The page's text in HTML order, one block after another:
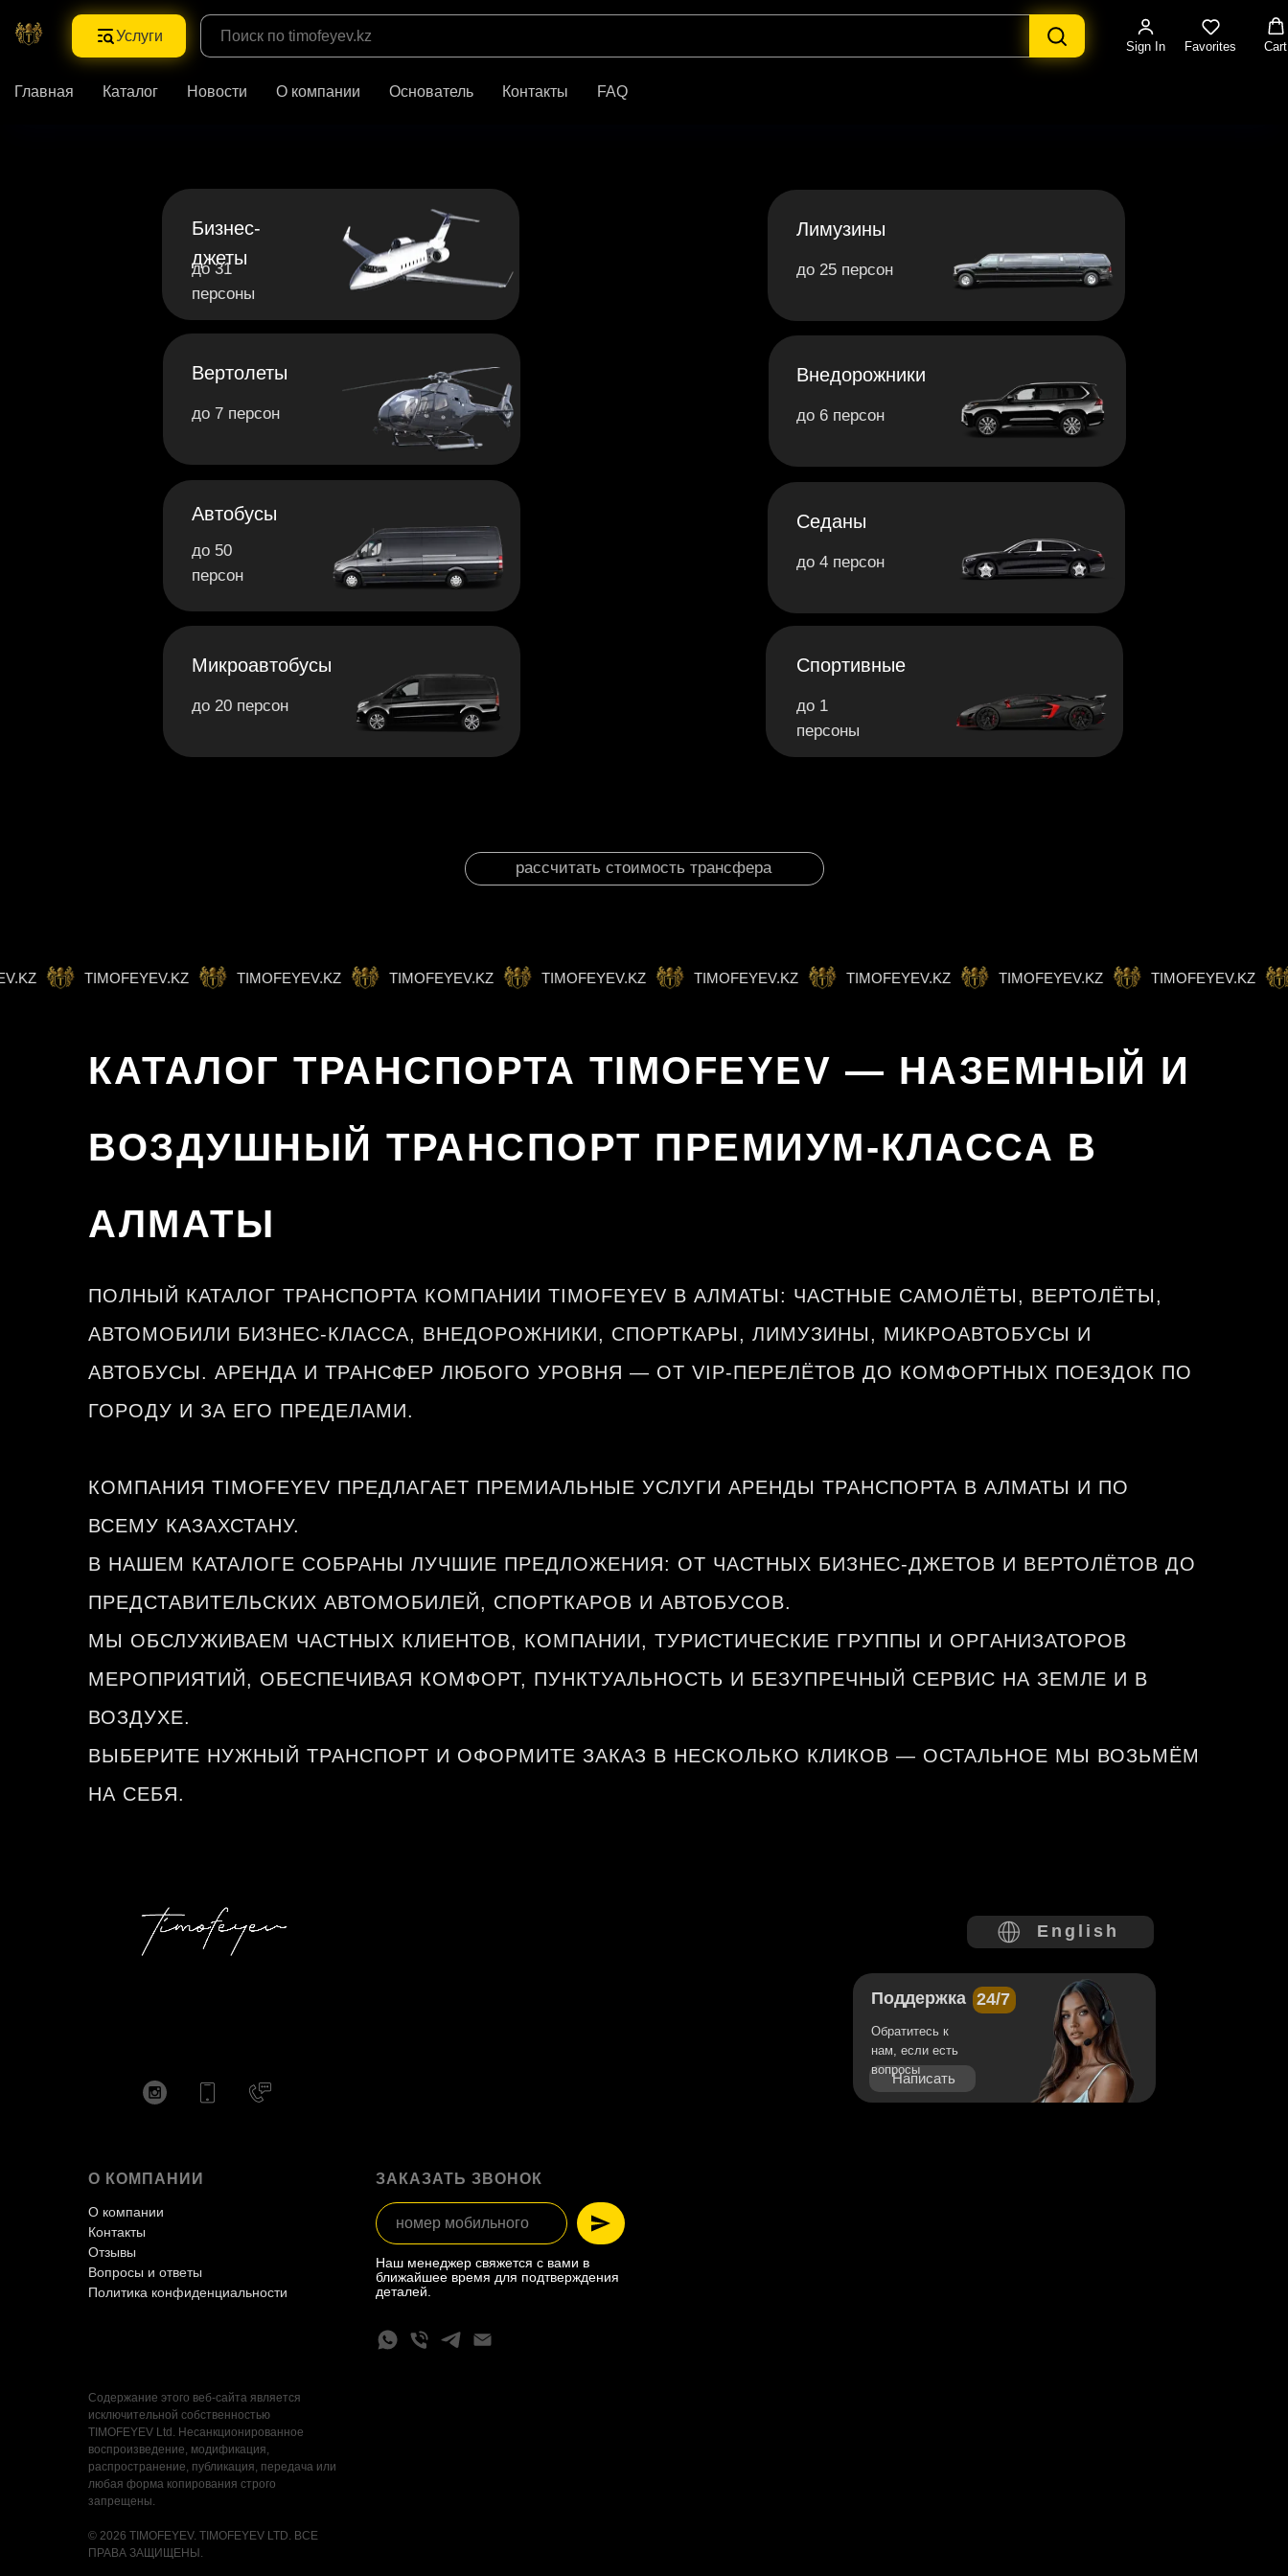
Услуги
Sign In Favorites Cart
Главная Каталог Новости О компании Основатель Контакты FAQ
Спортивные
до 1
персоны
Седаны
до 4 персон
Внедорожники
до 6 персон
Лимузины
до 25 персон
Микроавтобусы
до 20 персон
Автобусы
до 50
персон
Вертолеты
до 7 персон
Бизнес-
джеты
до 31
персоны
рассчитать стоимость трансфера
TIMOFEYEV.KZ TIMOFEYEV.KZ TIMOFEYEV.KZ TIMOFEYEV.KZ TIMOFEYEV.KZ TIMOFEYEV.KZ TIMOFEYEV.KZ TIMOFEYEV.KZ
КАТАЛОГ ТРАНСПОРТА TIMOFEYEV — НАЗЕМНЫЙ И
ВОЗДУШНЫЙ ТРАНСПОРТ ПРЕМИУМ-КЛАССА В
АЛМАТЫ
ПОЛНЫЙ КАТАЛОГ ТРАНСПОРТА КОМПАНИИ TIMOFEYEV В АЛМАТЫ: ЧАСТНЫЕ САМОЛЁТЫ, ВЕРТОЛЁТЫ,
АВТОМОБИЛИ БИЗНЕС-КЛАССА, ВНЕДОРОЖНИКИ, СПОРТКАРЫ, ЛИМУЗИНЫ, МИКРОАВТОБУСЫ И
АВТОБУСЫ. АРЕНДА И ТРАНСФЕР ЛЮБОГО УРОВНЯ — ОТ VIP-ПЕРЕЛЁТОВ ДО КОМФОРТНЫХ ПОЕЗДОК ПО
ГОРОДУ И ЗА ЕГО ПРЕДЕЛАМИ.
КОМПАНИЯ TIMOFEYEV ПРЕДЛАГАЕТ ПРЕМИАЛЬНЫЕ УСЛУГИ АРЕНДЫ ТРАНСПОРТА В АЛМАТЫ И ПО
ВСЕМУ КАЗАХСТАНУ.
В НАШЕМ КАТАЛОГЕ СОБРАНЫ ЛУЧШИЕ ПРЕДЛОЖЕНИЯ: ОТ ЧАСТНЫХ БИЗНЕС-ДЖЕТОВ И ВЕРТОЛЁТОВ ДО
ПРЕДСТАВИТЕЛЬСКИХ АВТОМОБИЛЕЙ, СПОРТКАРОВ И АВТОБУСОВ.
МЫ ОБСЛУЖИВАЕМ ЧАСТНЫХ КЛИЕНТОВ, КОМПАНИИ, ТУРИСТИЧЕСКИЕ ГРУППЫ И ОРГАНИЗАТОРОВ
МЕРОПРИЯТИЙ, ОБЕСПЕЧИВАЯ КОМФОРТ, ПУНКТУАЛЬНОСТЬ И БЕЗУПРЕЧНЫЙ СЕРВИС НА ЗЕМЛЕ И В
ВОЗДУХЕ.
ВЫБЕРИТЕ НУЖНЫЙ ТРАНСПОРТ И ОФОРМИТЕ ЗАКАЗ В НЕСКОЛЬКО КЛИКОВ — ОСТАЛЬНОЕ МЫ ВОЗЬМЁМ
НА СЕБЯ.
Написать
24/7
Поддержка
Обратитесь к
нам, если есть
вопросы
English
О КОМПАНИИ
О компании
Контакты
Отзывы
Вопросы и ответы
Политика конфиденциальности
ЗАКАЗАТЬ ЗВОНОК
Наш менеджер свяжется с вами в
ближайшее время для подтверждения
деталей.
Содержание этого веб-сайта является
исключительной собственностью
TIMOFEYEV Ltd. Несанкционированное
воспроизведение, модификация,
распространение, публикация, передача или
любая форма копирования строго
запрещены.
© 2026 TIMOFEYEV. TIMOFEYEV LTD. ВСЕ
ПРАВА ЗАЩИЩЕНЫ.